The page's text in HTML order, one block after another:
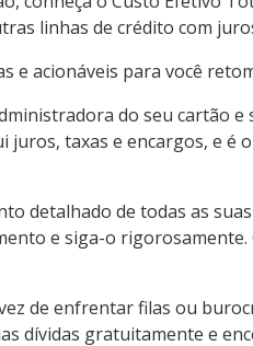
linhas de crédito com
e acionáveis para você
do seu cartão e
juros, taxas e encargos, e é
detalhado de todas as
e siga-o rigorosamente.
de enfrentar filas ou
dívidas gratuitamente e